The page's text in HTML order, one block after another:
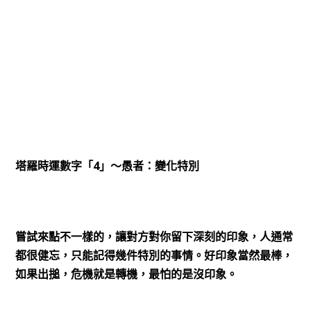
塔羅時運數字「4」～愚者：變化特別
嘗試來點不一樣的，讓對方對你留下深刻的印象，人通常
都很健忘，只能記得幾件特別的事情。好印象當然最棒，
如果出搥，危機就是轉機，最怕的是沒印象。